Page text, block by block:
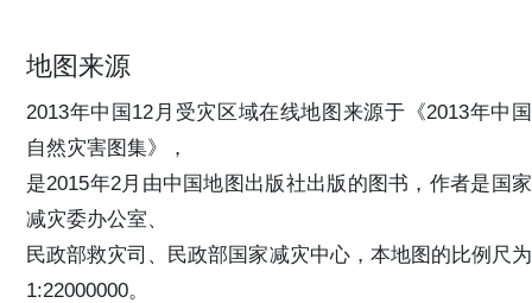
地图来源
2013年中国12月受灾区域在线地图来源于《2013年中国
自然灾害图集》，
是2015年2月由中国地图出版社出版的图书，作者是国家
减灾委办公室、
民政部救灾司、民政部国家减灾中心，本地图的比例尺为
1:22000000。